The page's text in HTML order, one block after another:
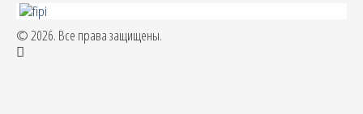
© 2026. Все права защищены.